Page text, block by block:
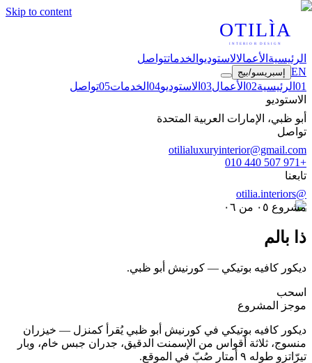
Skip to content
OTILÌA
INTERIOR DESIGN
الرئيسية الأعمالالاستوديو الخدماتتواصل
EN
إسبريسو/بيج
01 الرئيسية 02 الأعمال 03 الاستوديو 04 الخدمات 05 تواصل
الاستوديو
أبو ظبي، الإمارات العربية المتحدة
تواصل
otilialuxuryinterior@gmail.com
+971 507 440 010
تابعنا
@otilia.interiors
مشروع ٠٥ من ٠٦
ذا بالم
ديكور كافيه بوتيكي — كورنيش أبو ظبي.
اسحب
موجز المشروع
ديكور كافيه بوتيكي في كورنيش أبو ظبي يُقرأ كمنزل — خيزران
منسوج، ثلاثة أقواس من الإسمنت الدقيق، جدران جبس خام، وبار
تيرّاتزو طوله ٩ أمتار صُبّ في الموقع.